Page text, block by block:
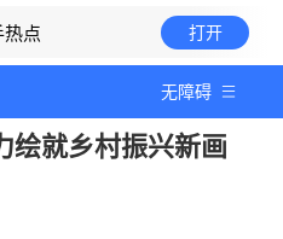
热点 打开
无障碍
绘就乡村振兴新画